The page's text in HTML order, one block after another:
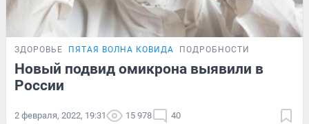
ЗДОРОВЬЕ ПЯТАЯ ВОЛНА КОВИДА ПОДРОБНОСТИ
Новый подвид омикрона выявили в
России
2 февраля, 2022, 19:31 15 978 40